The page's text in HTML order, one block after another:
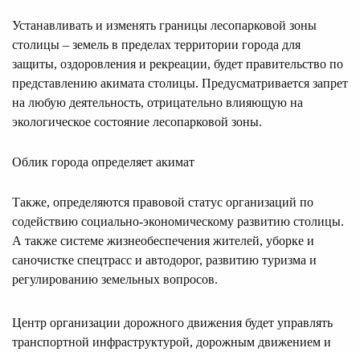
Устанавливать и изменять границы лесопарковой зоны
столицы – земель в пределах территории города для
защиты, оздоровления и рекреации, будет правительство по
представлению акимата столицы. Предусматривается запрет
на любую деятельность, отрицательно влияющую на
экологическое состояние лесопарковой зоны.
Облик города определяет акимат
Также, определяются правовой статус организаций по
содействию социально-экономическому развитию столицы.
А также системе жизнеобеспечения жителей, уборке и
саночистке спецтрасс и автодорог, развитию туризма и
регулированию земельных вопросов.
Центр организации дорожного движения будет управлять
транспортной инфраструктурой, дорожным движением и